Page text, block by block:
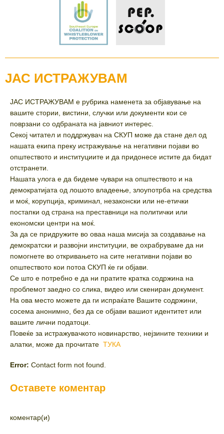
ЈАС ИСТРАЖУВАМ
ЈАС ИСТРАЖУВАМ е рубрика наменета за објавување на
вашите стории, вистини, случки или документи кои се
поврзани со одбраната на јавниот интерес.
Секој читател и поддржувач на СКУП може да стане дел од
нашата екипа преку истражување на негативни појави во
општеството и институциите и да придонесе истите да бидат
отстранети.
Нашата улога е да бидеме чувари на општеството и на
демократијата од лошото владеење, злоупотрба на средства
и моќ, корупција, криминал, незаконски или не-етички
постапки од страна на преставници на политички или
економски центри на моќ.
За да се придружите во оваa наша мисија за создавање на
демократски и развојни институции, ве охрабруваме да ни
помогнете во откривањето на сите негативни појави во
општеството кои потоа СКУП ќе ги објави.
Се што е потребно е да ни пратите кратка содржина на
проблемот заедно со слика, видео или скениран документ.
На ова место можете да ги испраќате Вашите содржини,
сосема анонимно, без да се објави вашиот идентитет или
вашите лични податоци.
Повеќе за истражувачкото новинарство, нејзините техники и
алатки, може да прочитате ТУКА
Error: Contact form not found.
Оставете коментар
коментар(и)